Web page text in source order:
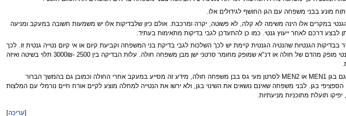
מונע בבני משפחה עם הגן החושף לגידולים אלו.
במקרים אלו הינה משימה לא קלה, לא פשוטה, יקרה ומרכבת. אולם כיון שלבדיקות אלו יש משמעות חשובה במעקב ומניעה
לבצע דרכם לאחר ייעוץ גנטי. כמו כן להתעדכן לגבי בדיקות מתאימות בעתיד.
בבדיקות הגנטיות שהנטיה הגנטית קיימת יש לכך השלכות לגבי בדיקת בני המשפחה וקביעת קיום או אי קיום נטייה גנטית זו. לכך
השפעה על צורת המעקב, וצורת תכנון הטיפול המונע. לצורך הבדיקה ניתן לבדוק חומר גנטי מופק מהדם של חולה או דנ"א שמופק מחומר סרטני ישן מבן משפחה חולה. עלות הבדיקה בין 2500 -3000₪ תלוי בשיטה ואיזה
הבדיקה מספקת הכי הרבה מידע שמבצעים אותה בבן משפחה חולה. אם מזהים את הפגם בגן MEN1 או MEN2 לסרטן מעי גס בבן משפחה חולה, מידע זה מסייע במעקב אחרי החולה וכמובן גם בהמשך הברור
בגן. לבני משפחה שאינם נושאים את השינוי בגן, ולא ירשו את הנטייה למחלה מוצע לקיים אורח חיים נורמלי עם המלצות
תועלת מתוכניות מניעתיות.
[עריכה]